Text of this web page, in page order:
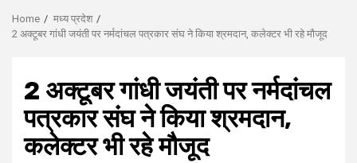
Home
मध्य प्रदेश
2 अक्टूबर गांधी जयंती पर नर्मदांचल पत्रकार संघ ने किया श्रमदान, कलेक्टर भी रहे मौजूद
2 अक्टूबर गांधी जयंती पर नर्मदांचल
पत्रकार संघ ने किया श्रमदान,
कलेक्टर भी रहे मौजूद